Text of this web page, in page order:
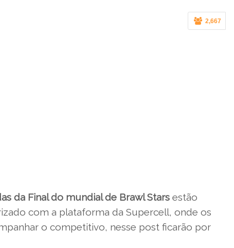
2,667
da Final do mundial de Brawl Stars estão
com a plataforma da Supercell, onde os
o competitivo, nesse post ficarão por